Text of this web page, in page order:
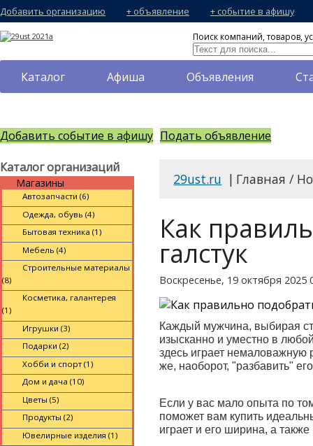
Добавить организацию + объявление + событие в афишу
Поиск компаний, товаров,
Каталог Афиша Объявления
Добавить событие в афишу Подать объявление
Каталог организаций
Магазины
Автозапчасти (6)
Одежда, обувь (4)
Бытовая техника (1)
Мебель (4)
Строительные материалы
(8)
Косметика, галантерея
(1)
Игрушки (3)
Подарки (2)
Хобби и спорт (1)
Дом и дача (10)
Цветы (5)
Продукты (2)
Ювелирные изделия (1)
29ust.ru | Главная /
Как
галстук
Воскресенье, 19 октября 2025
Каждый мужчина, выбирая
изысканно и уместно в
здесь играет немаловажную
же, наоборот, "разбавить"
Если у вас мало опыта по
поможет вам купить
играет и его ширина, а